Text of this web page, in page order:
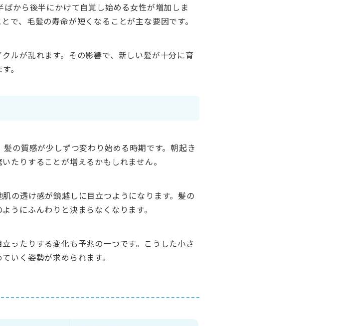
から後半にかけて自覚し始める女性が増加しま
で、毛髪の寿命が短くなることが主な要因です。
ルが乱れます。その影響で、新しい髪が十分に育
。
の質感が少しずつ変わり始める時期です。朝起き
たりすることが増えるかもしれません。
の透け感が鏡越しに目立つようになります。髪の
うにふんわりと決まらなくなります。
ったりする変化も予兆の一つです。こうした小さ
いく姿勢が求められます。